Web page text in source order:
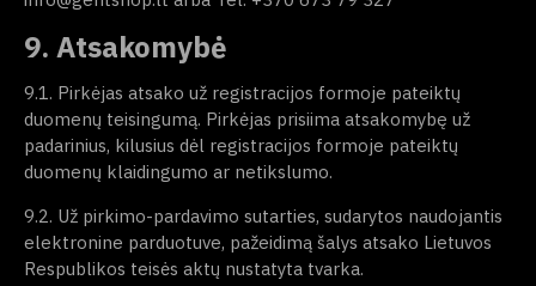
9. Atsakomybė
9.1. Pirkėjas atsako už registracijos formoje pateiktų
duomenų teisingumą. Pirkėjas prisiima atsakomybę už
padarinius, kilusius dėl registracijos formoje pateiktų
duomenų klaidingumo ar netikslumo.
9.2. Už pirkimo-pardavimo sutarties, sudarytos naudojantis
elektronine parduotuve, pažeidimą šalys atsako Lietuvos
Respublikos teisės aktų nustatyta tvarka.